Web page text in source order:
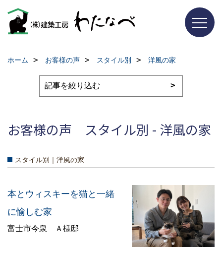
ホーム お客様の声 スタイル別 洋風の家
お客様の声 スタイル別 - 洋風の家
スタイル別｜洋風の家
本とウィスキーを猫と一緒
に愉しむ家
富士市今泉 Ａ様邸